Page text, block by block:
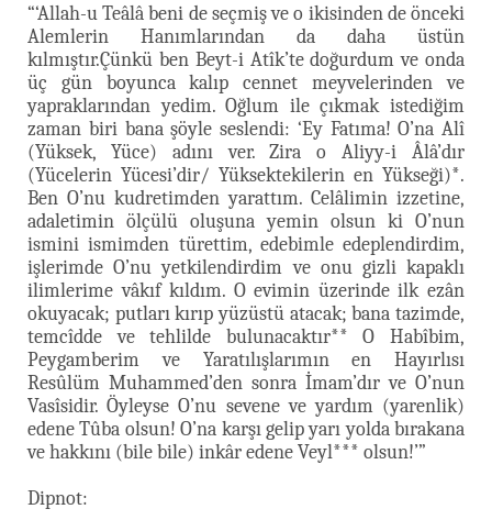
“‘Allah-u Teâlâ beni de seçmiş ve o ikisinden de önceki
Alemlerin Hanımlarından da daha üstün
kılmıştır.Çünkü ben Beyt-i Atîk’te doğurdum ve onda
üç gün boyunca kalıp cennet meyvelerinden ve
yapraklarından yedim. Oğlum ile çıkmak istediğim
zaman biri bana şöyle seslendi: ‘Ey Fatıma! O’na Alî
(Yüksek, Yüce) adını ver. Zira o Aliyy-i Âlâ’dır
(Yücelerin Yücesi’dir/ Yüksektekilerin en Yükseği)*.
Ben O’nu kudretimden yarattım. Celâlimin izzetine,
adaletimin ölçülü oluşuna yemin olsun ki O’nun
ismini ismimden türettim, edebimle edeplendirdim,
işlerimde O’nu yetkilendirdim ve onu gizli kapaklı
ilimlerime vâkıf kıldım. O evimin üzerinde ilk ezân
okuyacak; putları kırıp yüzüstü atacak; bana tazimde,
temcîdde ve tehlilde bulunacaktır** O Habîbim,
Peygamberim ve Yaratılışlarımın en Hayırlısı
Resûlüm Muhammed’den sonra İmam’dır ve O’nun
Vasîsidir. Öyleyse O’nu sevene ve yardım (yarenlik)
edene Tûba olsun! O’na karşı gelip yarı yolda bırakana
ve hakkını (bile bile) inkâr edene Veyl*** olsun!’”
Dipnot: